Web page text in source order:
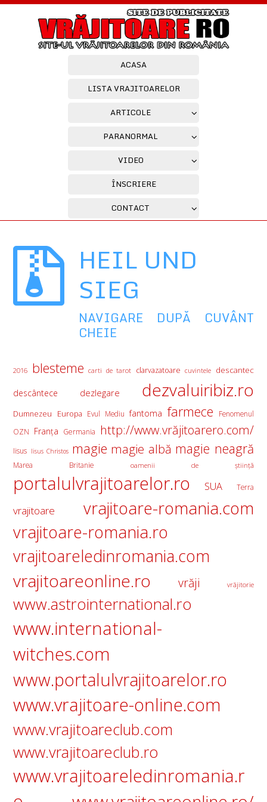
ACASA
LISTA VRAJITOARELOR
ARTICOLE
PARANORMAL
VIDEO
ÎNSCRIERE
CONTACT
HEIL UND
SIEG
NAVIGARE DUPĂ CUVÂNT
CHEIE
2016 blesteme carti de tarot clarvazatoare cuvintele descantec
descântece dezlegare dezvaluiribiz.ro
Dumnezeu Europa Evul Mediu fantoma farmece
Fenomenul
OZN
Franţa Germania http://www.vrăjitoarero.com/
Iisus Iisus Christos magie magie albă magie neagră
Marea Britanie oamenii de ştiinţă
portalulvrajitoarelor.ro SUA Terra
vrajitoare
vrajitoare-romania.com
vrajitoare-romania.ro
vrajitoareledinromania.com
vrajitoareonline.ro vrăji vrăjitorie
www.astrointernational.ro
www.international-
witches.com
www.portalulvrajitoarelor.ro
www.vrajitoare-online.com
www.vrajitoareclub.com
www.vrajitoareclub.ro
www.vrajitoareledinromania.r